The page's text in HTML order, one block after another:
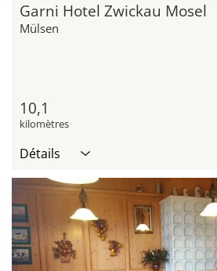
Garni Hotel Zwickau Mosel
Mülsen
10,1
kilomètres
Détails